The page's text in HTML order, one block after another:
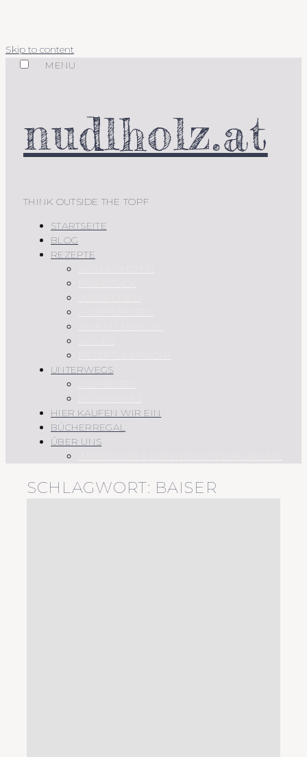
Skip to content
MENU
nudlholz.at
THINK OUTSIDE THE TOPF
STARTSEITE
BLOG
REZEPTE
UNTERWEGS
HIER KAUFEN WIR EIN
BÜCHERREGAL
ÜBER UNS
SCHLAGWORT: BAISER